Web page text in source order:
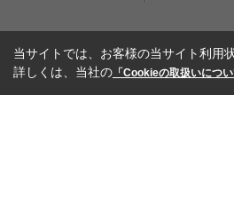
当サイトでは、お客様の当サイト利用
詳しくは、当社の 「Cookieの取扱いについ